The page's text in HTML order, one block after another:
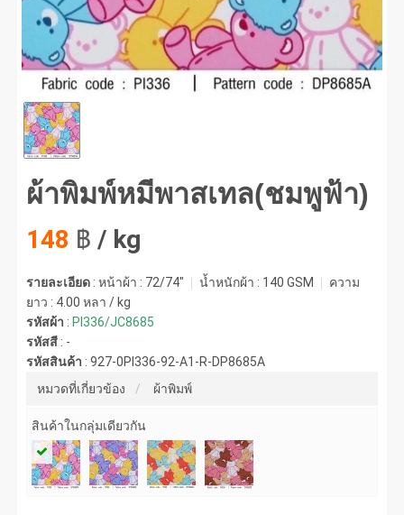
พิมพ์หมีพาสเทล(ชมพูฟ้า) #1
ผ้าพิมพ์หมีพาสเทล(ชมพูฟ้า)
148 ฿ / kg
รายละเอียด : หน้าผ้า : 72/74" น้ำหนักผ้า : 140 GSM
ความ
ยาว : 4.00 หลา / kg
รหัสผ้า :PI336/JC8685
รหัสสี : -
รหัสสินค้า :927-0PI336-92-A1-R-DP8685A
หมวดที่เกี่ยวข้อง
ผ้าพิมพ์
สินค้าในกลุ่มเดียวกัน